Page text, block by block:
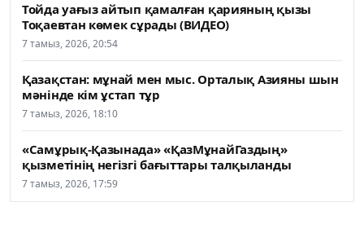
Тойда уағыз айтып қамалған қарияның қызы
Тоқаевтан көмек сұрады (ВИДЕО)
7 тамыз, 2026, 20:54
Қазақстан: мұнай мен мыс. Орталық Азияны шын
мәнінде кім ұстап тұр
7 тамыз, 2026, 18:10
«Самұрық-Қазынада» «ҚазМұнайГаздың»
қызметінің негізгі бағыттары талқыланды
7 тамыз, 2026, 17:59